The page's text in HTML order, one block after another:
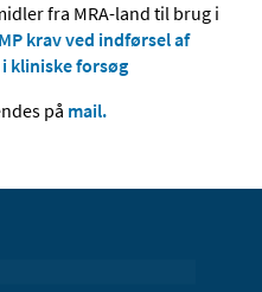
fra MRA-land til brug i
krav ved indførsel af
kliniske forsøg
på mail.